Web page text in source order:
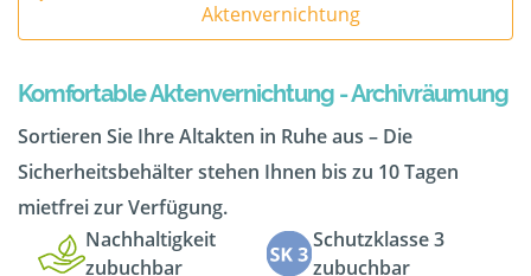
Aktenvernichtung
Komfortable Aktenvernichtung - Archivräumung
Sortieren Sie Ihre Altakten in Ruhe aus – Die
Sicherheitsbehälter stehen Ihnen bis zu 10 Tagen
mietfrei zur Verfügung.
Nachhaltigkeit
zubuchbar
Schutzklasse 3
zubuchbar